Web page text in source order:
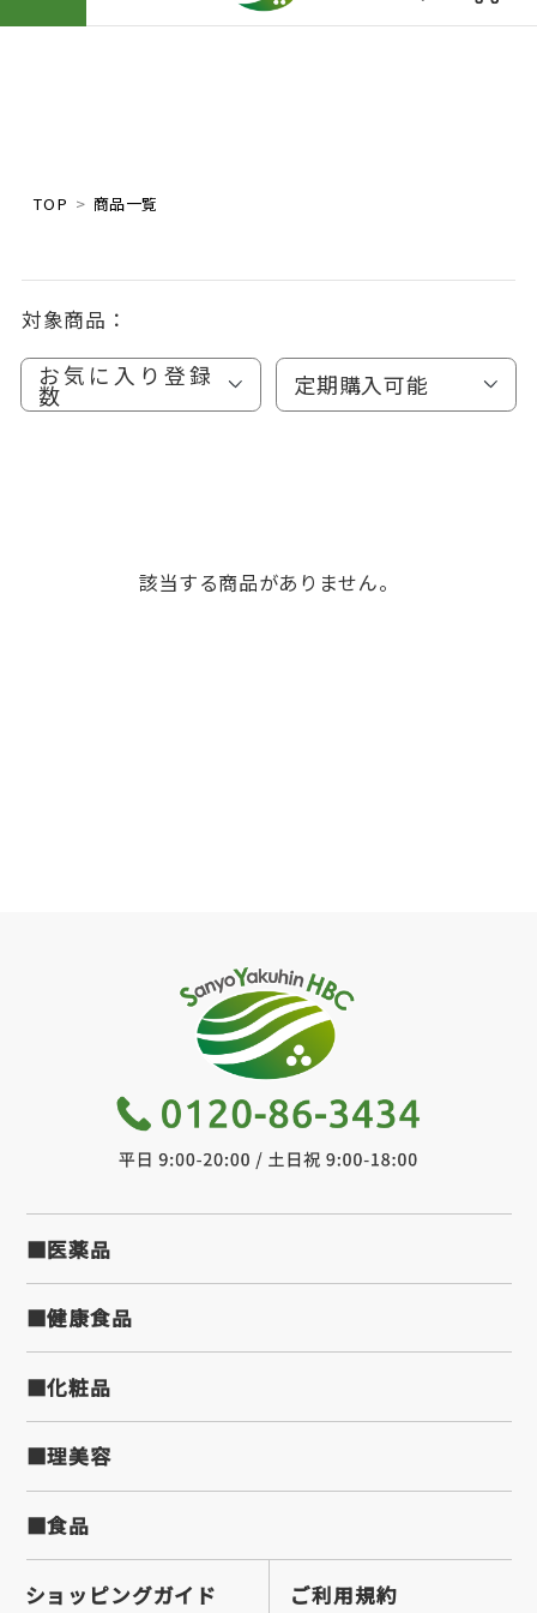
TOP 商品一覧
対象商品：
お気に入り登録
数 定期購入可能
該当する商品がありません。
■医薬品
■健康食品
■化粧品
■理美容
■食品
ショッピングガイド ご利用規約